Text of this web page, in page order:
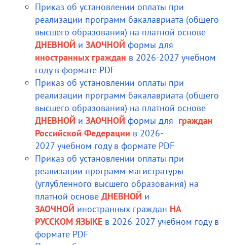
Приказ об установлении оплаты при
реализации программ бакалавриата (общего
высшего образования) на платной основе
ДНЕВНОЙ и ЗАОЧНОЙ формы для
иностранных граждан в 2026-2027 учебном
году в формате PDF
Приказ об установлении оплаты при
реализации программ бакалавриата (общего
высшего образования) на платной основе
ДНЕВНОЙ и ЗАОЧНОЙ формы для граждан
Российской Федерации в 2026-
2027 учебном году в формате PDF
Приказ об установлении оплаты при
реализации программ магистратуры
(углубленного высшего образования) на
платной основе ДНЕВНОЙ и
ЗАОЧНОЙ иностранных граждан НА
РУССКОМ ЯЗЫКЕ в 2026-2027 учебном году в
формате PDF